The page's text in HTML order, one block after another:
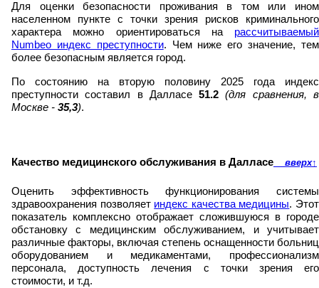
Для оценки безопасности проживания в том или ином
населенном пункте с точки зрения рисков криминального
характера можно ориентироваться на рассчитываемый
Numbeo индекс преступности. Чем ниже его значение, тем
более безопасным является город.
По состоянию на вторую половину 2025 года индекс
преступности составил в Далласе51.2 (для сравнения, в
Москве - 35,3).
Качество медицинского обслуживания в Далласе вверх↑
Оценить эффективность функционирования системы
здравоохранения позволяет индекс качества медицины. Этот
показатель комплексно отображает сложившуюся в городе
обстановку с медицинским обслуживанием, и учитывает
различные факторы, включая степень оснащенности больниц
оборудованием и медикаментами, профессионализм
персонала, доступность лечения с точки зрения его
стоимости, и т.д.